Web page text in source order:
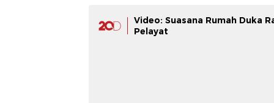
Video: Suasana Rumah Duka
Pelayat